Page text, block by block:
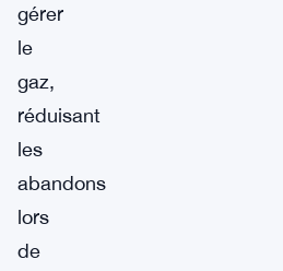
gérer
le
gaz,
réduisant
les
abandons
lors
de